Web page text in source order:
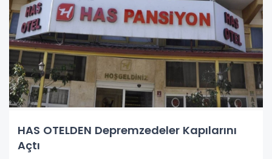
HAS OTELDEN Depremzedeler Kapılarını
Açtı